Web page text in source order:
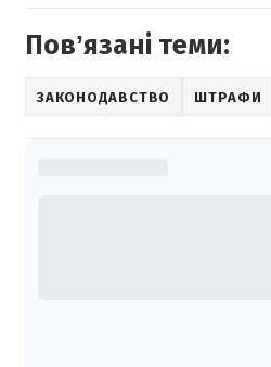
Повʼязані теми:
ЗАКОНОДАВСТВО ШТРАФИ